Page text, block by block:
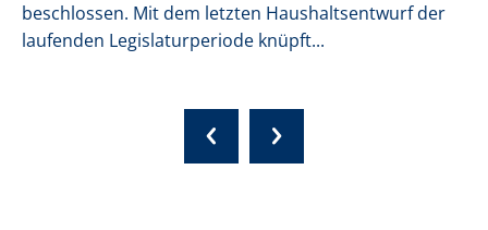
beschlossen. Mit dem letzten Haushaltsentwurf der
laufenden Legislaturperiode knüpft...